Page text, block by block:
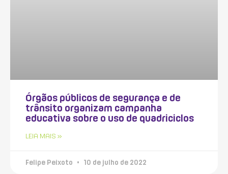
Órgãos públicos de segurança e de
trânsito organizam campanha
educativa sobre o uso de quadriciclos
LEIA MAIS »
Felipe Peixoto 10 de julho de 2022